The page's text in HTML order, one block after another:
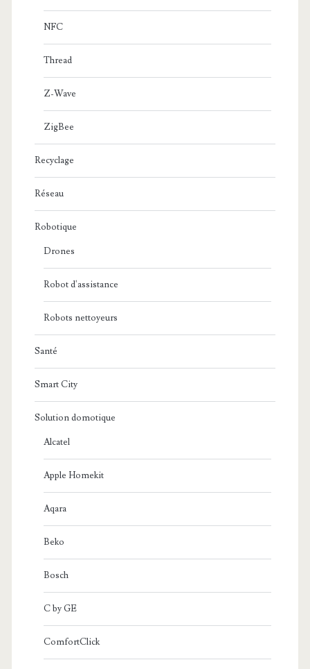
NFC
Thread
Z-Wave
ZigBee
Recyclage
Réseau
Robotique
Drones
Robot d'assistance
Robots nettoyeurs
Santé
Smart City
Solution domotique
Alcatel
Apple Homekit
Aqara
Beko
Bosch
C by GE
ComfortClick